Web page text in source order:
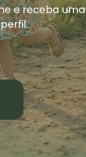
e receba uma